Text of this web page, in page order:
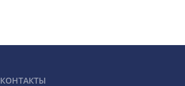
КОНТАКТЫ